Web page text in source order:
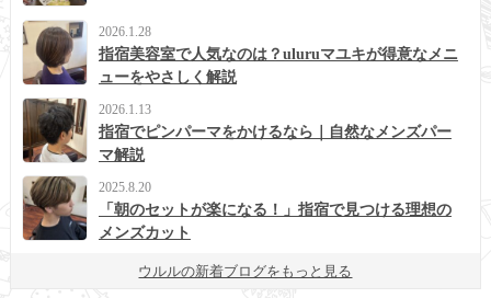
2026.1.28
指宿美容室で人気なのは？uluruマユキが得意なメニ
ューをやさしく解説
2026.1.13
指宿でピンパーマをかけるなら｜自然なメンズパー
マ解説
2025.8.20
「朝のセットが楽になる！」指宿で見つける理想の
メンズカット
ウルルの新着ブログをもっと見る